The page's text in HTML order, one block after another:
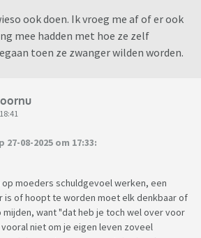
ook doen. Ik vroeg me af of er ook
mee hadden met hoe ze zelf
toen ze zwanger wilden worden.
08-2025 om 17:33:
op moeders schuldgevoel werken, een
is of hoopt te worden moet elk denkbaar of
want "dat heb je toch wel over voor
niet om je eigen leven zoveel